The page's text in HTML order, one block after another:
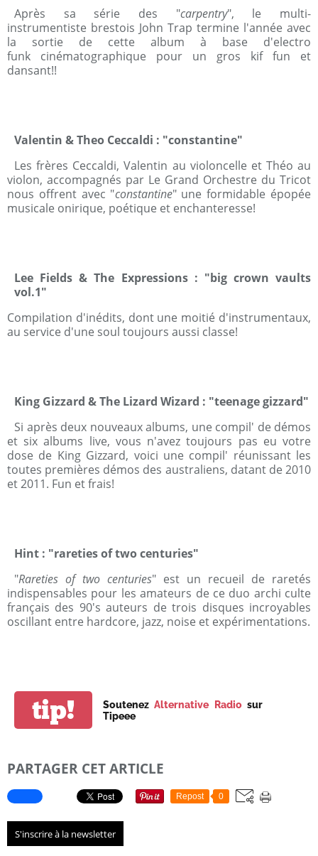
Après sa série des "carpentry", le multi-
instrumentiste brestois John Trap termine l'année avec
la sortie de cette album à base d'electro
funk cinématographique pour un gros kif fun et
dansant!!
Valentin & Theo Ceccaldi : "constantine"
Les frères Ceccaldi, Valentin au violoncelle et Théo au
violon, accompagnés par Le Grand Orchestre du Tricot
nous offrent avec "constantine" une formidable épopée
musicale onirique, poétique et enchanteresse!
Lee Fields & The Expressions : "big crown vaults
vol.1"
Compilation d'inédits, dont une moitié d'instrumentaux,
au service d'une soul toujours aussi classe!
King Gizzard & The Lizard Wizard : "teenage gizzard"
Si après deux nouveaux albums, une compil' de démos
et six albums live, vous n'avez toujours pas eu votre
dose de King Gizzard, voici une compil' réunissant les
toutes premières démos des australiens, datant de 2010
et 2011. Fun et frais!
Hint : "rareties of two centuries"
"Rareties of two centuries" est un recueil de raretés
indispensables pour les amateurs de ce duo archi culte
français des 90's auteurs de trois disques incroyables
oscillant entre hardcore, jazz, noise et expérimentations.
tip! SoutenezAlternative Radiosur
Tipeee
PARTAGER CET ARTICLE
Repost 0
S'inscrire à la newsletter